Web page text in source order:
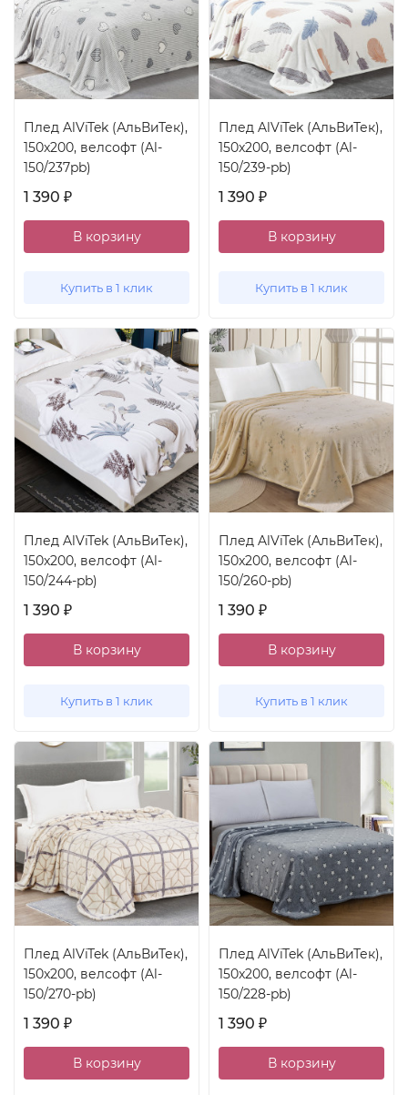
Плед AlViTek (АльВиТек),
150x200, велсофт (Al-
150/237pb)
1 390 ₽
В корзину
Купить в 1 клик
Плед AlViTek (АльВиТек),
150x200, велсофт (Al-
150/239-pb)
1 390 ₽
В корзину
Купить в 1 клик
Плед AlViTek (АльВиТек),
150x200, велсофт (Al-
150/244-pb)
1 390 ₽
В корзину
Купить в 1 клик
Плед AlViTek (АльВиТек),
150x200, велсофт (Al-
150/260-pb)
1 390 ₽
В корзину
Купить в 1 клик
Плед AlViTek (АльВиТек),
150x200, велсофт (Al-
150/270-pb)
1 390 ₽
В корзину
Плед AlViTek (АльВиТек),
150x200, велсофт (Al-
150/228-pb)
1 390 ₽
В корзину